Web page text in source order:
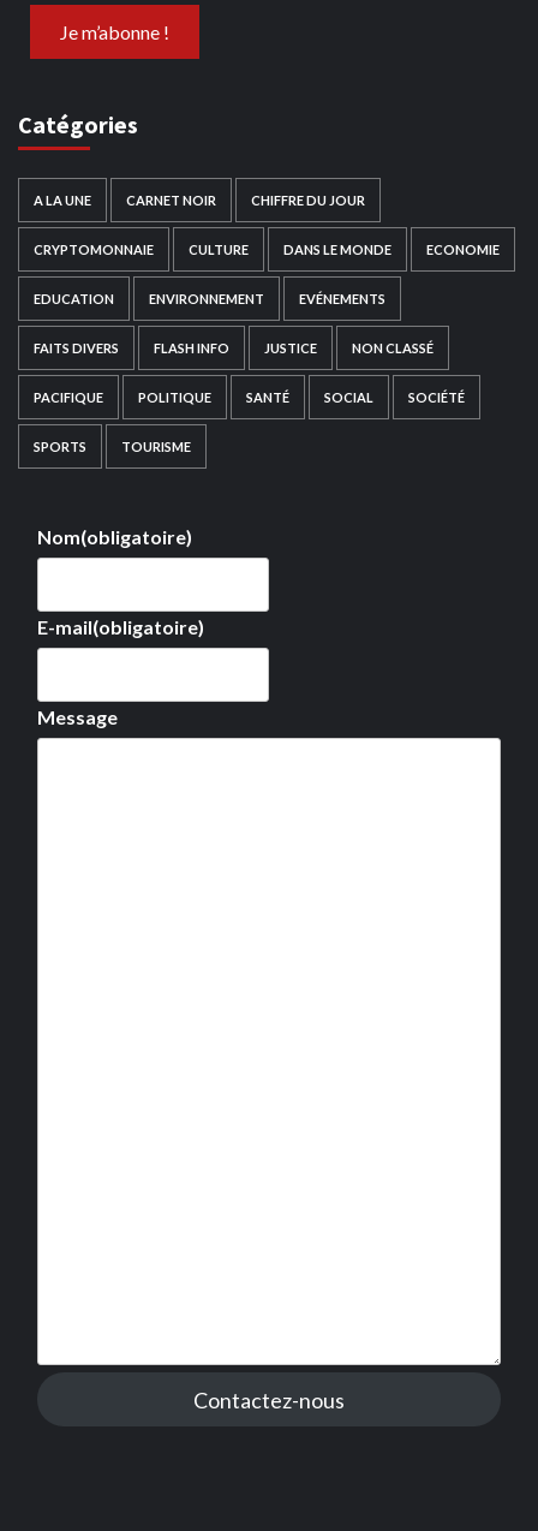
Catégories
A LA UNE CARNET NOIR CHIFFRE DU JOUR
CRYPTOMONNAIE CULTURE DANS LE MONDE ECONOMIE
EDUCATION ENVIRONNEMENT EVÉNEMENTS
FAITS DIVERS FLASH INFO JUSTICE NON CLASSÉ
PACIFIQUE POLITIQUE SANTÉ SOCIAL SOCIÉTÉ
SPORTS TOURISME
Nom(obligatoire)
E-mail(obligatoire)
Message
Contactez-nous